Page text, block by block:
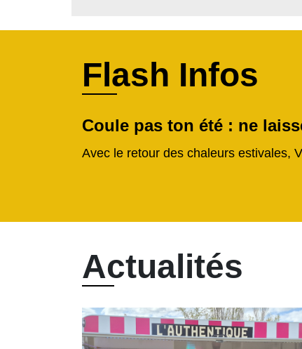
Flash Infos
Coule pas ton été : ne
Avec le retour des chaleurs estivales,
Actualités